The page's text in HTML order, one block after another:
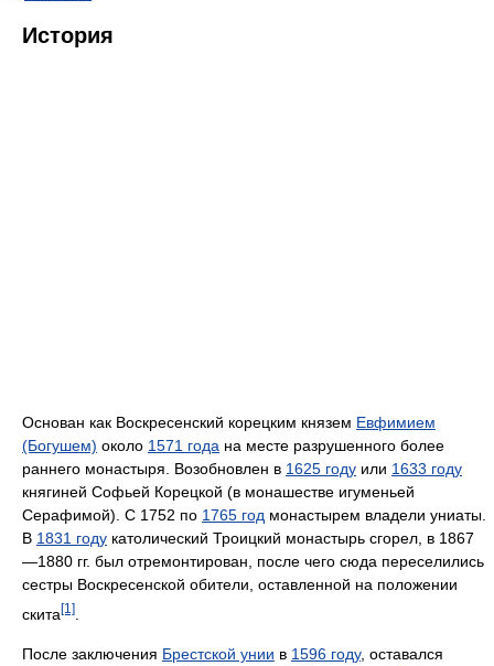
История
Основан как Воскресенский корецким князем Евфимием
(Богушем) около 1571 года на месте разрушенного более
раннего монастыря. Возобновлен в 1625 году или 1633 году
княгиней Софьей Корецкой (в монашестве игуменьей
Серафимой). С 1752 по 1765 год монастырем владели униаты.
В 1831 году католический Троицкий монастырь сгорел, в 1867
—1880 гг. был отремонтирован, после чего сюда переселились
сестры Воскресенской обители, оставленной на положении
скита[1]
После заключения Брестской унии в 1596 году, оставался